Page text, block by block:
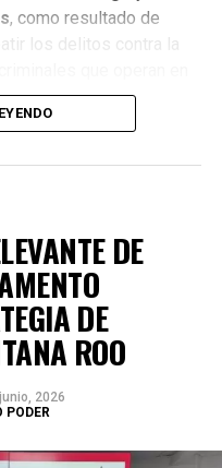
, como resultado de
los delitos contra la
DE
DE
ROO
2026